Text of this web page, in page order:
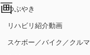
つぶやき
リハビリ紹介動画
スケボー／バイク／クルマ
画